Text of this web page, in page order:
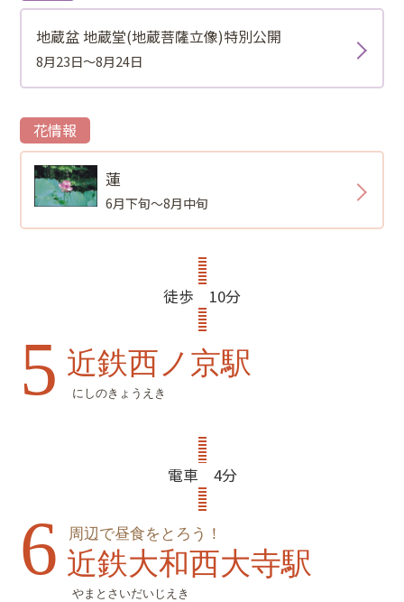
地蔵盆 地蔵堂(地蔵菩薩立像)特別公開
8月23日～8月24日
花情報
蓮
6月下旬～8月中旬
徒歩 10分
5 近鉄西ノ京駅
にしのきょうえき
電車 4分
6 周辺で昼食をとろう！
近鉄大和西大寺駅
やまとさいだいじえき